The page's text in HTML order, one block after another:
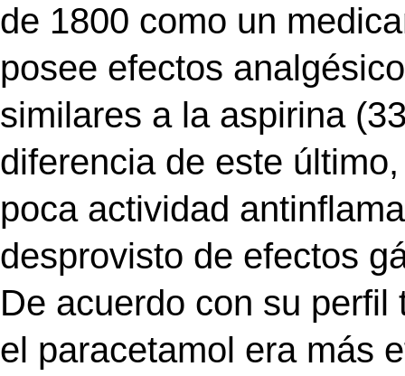
de 1800 como un
posee efectos
similares a la aspirina
diferencia de este
poca actividad
desprovisto de efectos
De acuerdo con su
el paracetamol era más